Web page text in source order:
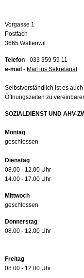
Vorgasse 1
Postfach
3665 Wattenwil
Telefon - 033 359 59 11
e-mail - Mail ins Sekretariat
Selbstverständlich ist es
Öffnungszeiten zu
SOZIALDIENST UND AHV-
Montag
geschlossen
Dienstag
08.00 - 12.00 Uhr
14.00 - 17.00 Uhr
Mittwoch
geschlossen
Donnerstag
08.00 - 12.00 Uhr
Freitag
08.00 - 12.00 Uhr